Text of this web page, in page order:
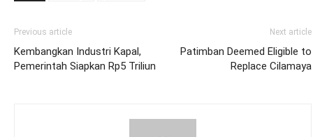
Previous article
Kembangkan Industri Kapal,
Pemerintah Siapkan Rp5 Triliun
Next article
Patimban Deemed Eligible to
Replace Cilamaya